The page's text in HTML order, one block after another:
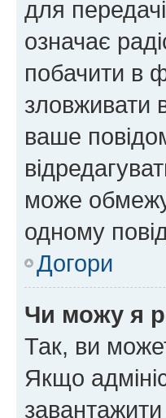
для
означає
побачити в
зловживати
ваше
може
одному
Догори
Чи можу я
Так, ви
Якщо